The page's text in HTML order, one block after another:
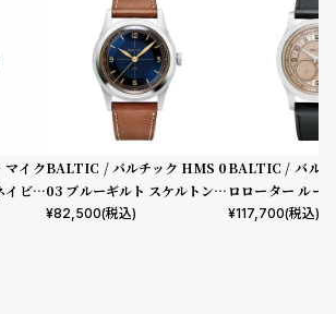
イク
イビー
BALTIC / バルチック HMS 0
03 ブルーギルト スケルトンバ
ック ライオン レザーベルト
¥82,500(税込)
BALTIC / バル
ロローター ルー
ン / ブラックサ
¥117,700(税込)